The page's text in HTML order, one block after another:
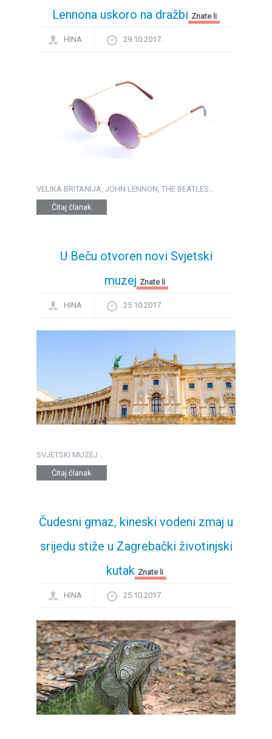
Lennona uskoro na dražbi Znate li
HINA 29.10.2017.
VELIKA BRITANIJA, JOHN LENNON, THE BEATLES...
Čitaj članak
U Beču otvoren novi Svjetski
muzej Znate li
HINA 25.10.2017.
SVJETSKI MUZEJ ...
Čitaj članak
Čudesni gmaz, kineski vodeni zmaj u
srijedu stiže u Zagrebački životinjski
kutak Znate li
HINA 25.10.2017.